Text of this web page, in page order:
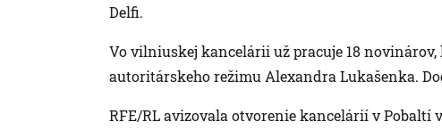
Delfi.
Vo vilniuskej kancelárii už pracuje 18
autoritárskeho režimu Alexandra Lukašenka.
RFE/RL avizovala otvorenie kancelárií v